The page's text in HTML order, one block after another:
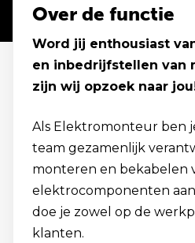
Over de functie
Word jij enthousiast
en inbedrijfstellen van
zijn wij opzoek naar
Als Elektromonteur ben
team gezamenlijk
monteren en bekabelen
elektrocomponenten
doe je zowel op de
klanten.